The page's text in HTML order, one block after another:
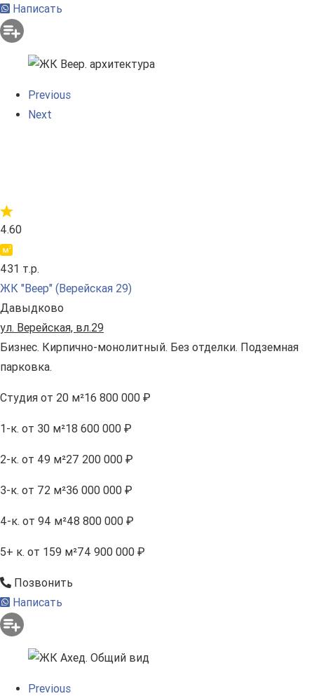
Написать
Previous
Next
4.60
431 т.р.
ЖК "Веер" (Верейская 29)
Давыдково
ул. Верейская, вл.29
Бизнес. Кирпично-монолитный. Без отделки. Подземная
парковка.
Студия от 20 м²16 800 000 ₽
1-к. от 30 м²18 600 000 ₽
2-к. от 49 м²27 200 000 ₽
3-к. от 72 м²36 000 000 ₽
4-к. от 94 м²48 800 000 ₽
5+ к. от 159 м²74 900 000 ₽
Позвонить
Написать
Previous